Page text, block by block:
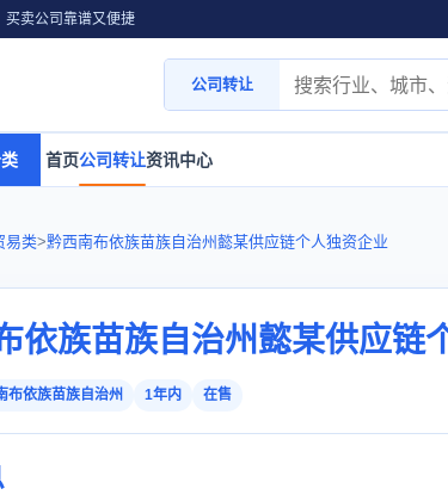
买卖公司靠谱又便捷
公司转让
首页公司转让资讯中心
易类>黔西南布依族苗族自治州懿某供应链个人独资企业
依族苗族自治州懿某供应链
布依族苗族自治州 1年内 在售